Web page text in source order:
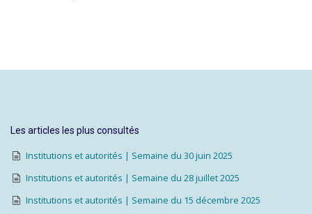
Les articles les plus consultés
Institutions et autorités | Semaine du 30 juin 2025
Institutions et autorités | Semaine du 28 juillet 2025
Institutions et autorités | Semaine du 15 décembre 2025